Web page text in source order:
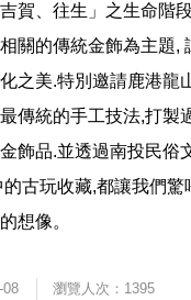
賀、往生」之生命階
關的傳統金飾為主題,
之美.特別邀請鹿港龍
傳統的手工技法,打製
飾品.並透過南投民俗
古玩收藏,都讓我們驚
想像。
08 瀏覽人次：1395